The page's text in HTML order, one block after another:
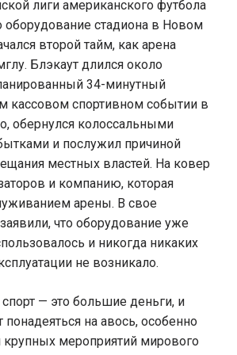
лиги американского футбола
стадиона в Новом
второй тайм, как арена
Блэкаут длился около
34-минутный
кассовом спортивном событии в
обернулся колоссальными
и послужил причиной
местных властей. На ковер
и компанию, которая
арены. В свое
что оборудование уже
и никогда никаких
не возникало.
— это большие деньги, и
понадеяться на авось, особенно
крупных мероприятий мирового